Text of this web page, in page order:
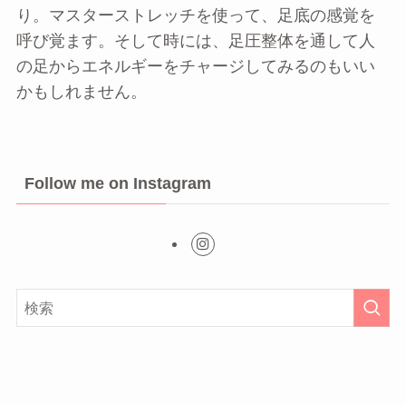
り。マスターストレッチを使って、足底の感覚を
呼び覚ます。そして時には、足圧整体を通して人
の足からエネルギーをチャージしてみるのもいい
かもしれません。
Follow me on Instagram